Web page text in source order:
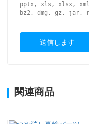
pptx, xls, xlsx,
bz2, dmg, gz,
送信します
関連商品